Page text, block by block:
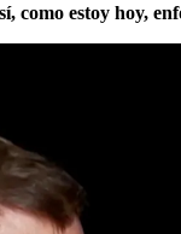
como estoy hoy,